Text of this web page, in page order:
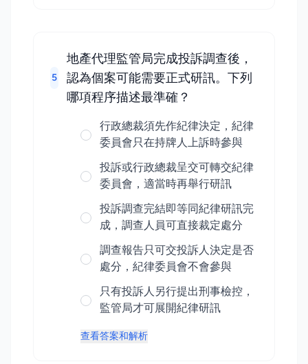
5
地產代理監管局完成投訴調查後，
認為個案可能需要正式研訊。下列
哪項程序描述最準確？
行政總裁須先作紀律決定，紀律
委員會只在持牌人上訴時參與
投訴或行政總裁呈交可轉交紀律
委員會，適當時再舉行研訊
投訴調查完結即等同紀律研訊完
成，調查人員可直接裁定處分
調查報告只可交投訴人決定是否
處分，紀律委員會不會參與
只有投訴人另行提出刑事檢控，
監管局才可展開紀律研訊
查看答案和解析